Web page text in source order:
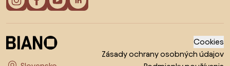
Cookies
Zásady ochrany osobných údajov